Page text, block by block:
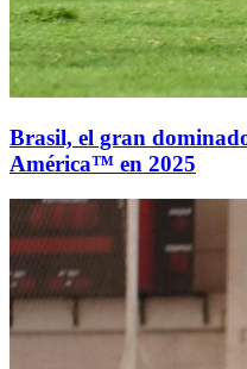
Brasil, el gran
América™ en 2025